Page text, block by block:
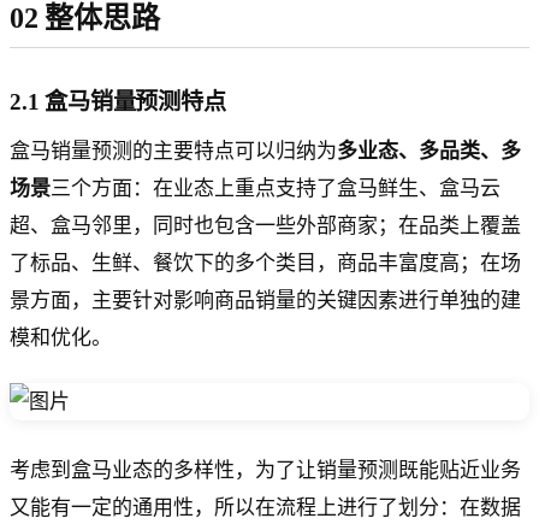
02 整体思路
2.1 盒马销量预测特点
盒马销量预测的主要特点可以归纳为多业态、多品类、多
场景三个方面：在业态上重点支持了盒马鲜生、盒马云
超、盒马邻里，同时也包含一些外部商家；在品类上覆盖
了标品、生鲜、餐饮下的多个类目，商品丰富度高；在场
景方面，主要针对影响商品销量的关键因素进行单独的建
模和优化。
考虑到盒马业态的多样性，为了让销量预测既能贴近业务
又能有一定的通用性，所以在流程上进行了划分：在数据